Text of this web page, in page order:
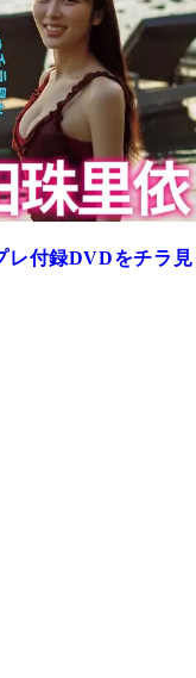
レ付録DVDをチラ見